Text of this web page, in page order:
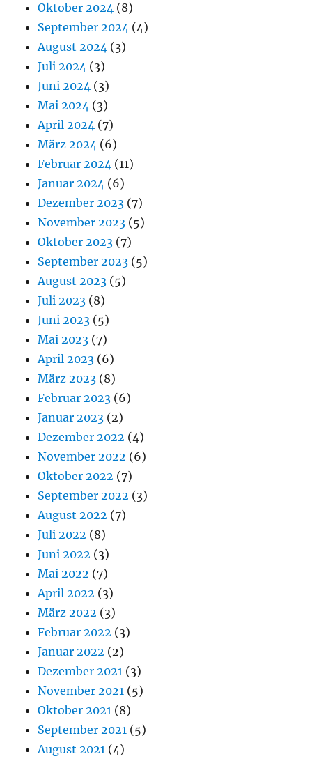
Oktober 2024 (8)
September 2024 (4)
August 2024 (3)
Juli 2024 (3)
Juni 2024 (3)
Mai 2024 (3)
April 2024 (7)
März 2024 (6)
Februar 2024 (11)
Januar 2024 (6)
Dezember 2023 (7)
November 2023 (5)
Oktober 2023 (7)
September 2023 (5)
August 2023 (5)
Juli 2023 (8)
Juni 2023 (5)
Mai 2023 (7)
April 2023 (6)
März 2023 (8)
Februar 2023 (6)
Januar 2023 (2)
Dezember 2022 (4)
November 2022 (6)
Oktober 2022 (7)
September 2022 (3)
August 2022 (7)
Juli 2022 (8)
Juni 2022 (3)
Mai 2022 (7)
April 2022 (3)
März 2022 (3)
Februar 2022 (3)
Januar 2022 (2)
Dezember 2021 (3)
November 2021 (5)
Oktober 2021 (8)
September 2021 (5)
August 2021 (4)